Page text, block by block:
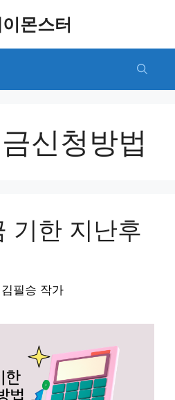
몬스터
신청방법
기한 지난후
김필승 작가